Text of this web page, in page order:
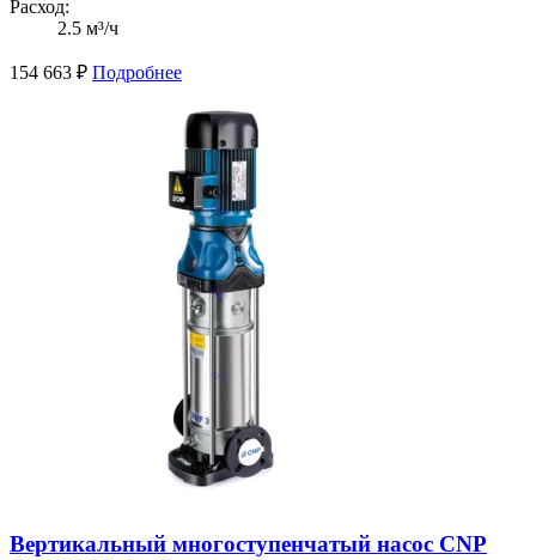
Расход:
2.5 м³/ч
154 663 ₽ Подробнее
Вертикальный многоступенчатый насос CNP